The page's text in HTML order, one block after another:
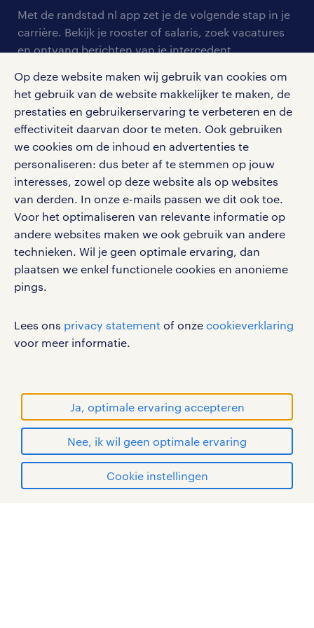
Op deze website maken wij gebruik van cookies om
het gebruik van de website makkelijker te maken, de
prestaties en gebruikerservaring te verbeteren en de
effectiviteit daarvan door te meten. Ook gebruiken
we cookies om de inhoud en advertenties te
personaliseren: dus beter af te stemmen op jouw
interesses, zowel op deze website als op websites
van derden. In onze e-mails passen we dit ook toe.
Voor het optimaliseren van relevante informatie op
andere websites maken we ook gebruik van andere
technieken. Wil je geen optimale ervaring, dan
plaatsen we enkel functionele cookies en anonieme
pings.
Lees ons privacy statement of onze cookieverklaring
voor meer informatie.
Ja, optimale ervaring accepteren
Nee, ik wil geen optimale ervaring
Cookie instellingen
solliciteren
personeel gezocht
aanmelden nieuwsbrief
blogs en artikelen
bruto-netto calculator
onze vestigingen
pers
klachten en misstanden
Met de randstad nl app zet je de volgende stap in je
carrière. Bekijk je rooster of salaris, zoek vacatures
en ontvang berichten van je intercedent.
apple app store
google play store
social media
Volg ons voor de leukste content omtrent
vacatures, solliciteren en inspiratie.
gebruikersvoorwaarden
disclaimer
sitemap
RANDSTAD, HUMAN FORWARD en SHAPING THE
WORLD OF WORK zijn geregistreerde
handelsmerken van Randstad N.V.